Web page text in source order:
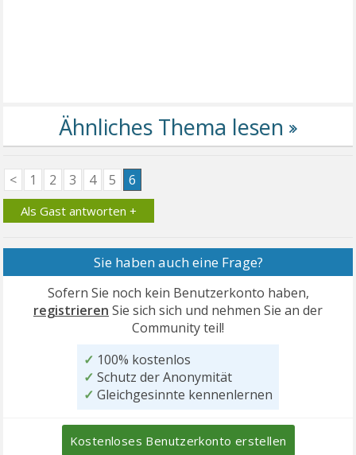
< 1 2 3 4 5 6
Als Gast antworten +
Sie haben auch eine Frage?
Sofern Sie noch kein Benutzerkonto haben,
registrieren Sie sich sich und nehmen Sie an der
Community teil!
✓ 100% kostenlos
✓ Schutz der Anonymität
✓ Gleichgesinnte kennenlernen
Kostenloses Benutzerkonto erstellen